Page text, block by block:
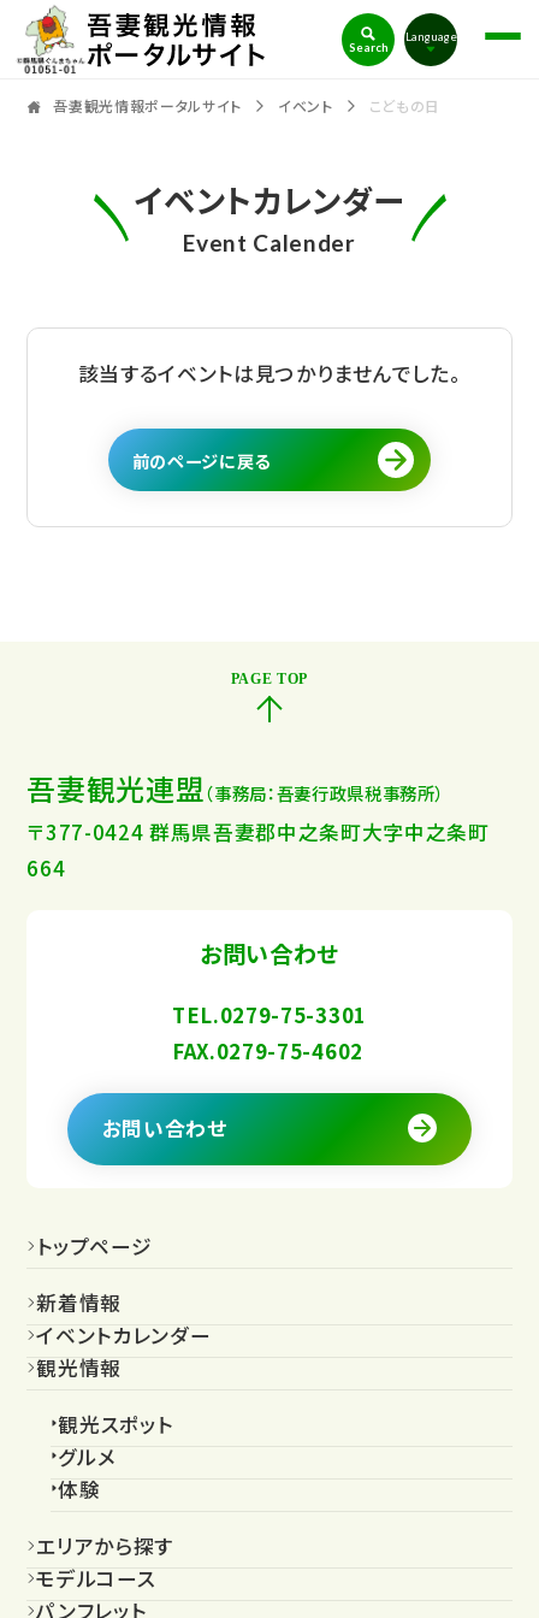
吾妻観光情報ポータルサイト
Language
Search
吾妻観光情報ポータルサイト イベント こどもの日
イベントカレンダー
Event Calender
該当するイベントは見つかりませんでした。
前のページに戻る
吾妻観光連盟（事務局：吾妻行政県税事務所）
〒377-0424 群馬県吾妻郡中之条町大字中之条町
664
お問い合わせ
TEL.0279-75-3301
FAX.0279-75-4602
お問い合わせ
トップページ
新着情報
イベントカレンダー
観光情報
観光スポット
グルメ
体験
エリアから探す
モデルコース
パンフレット